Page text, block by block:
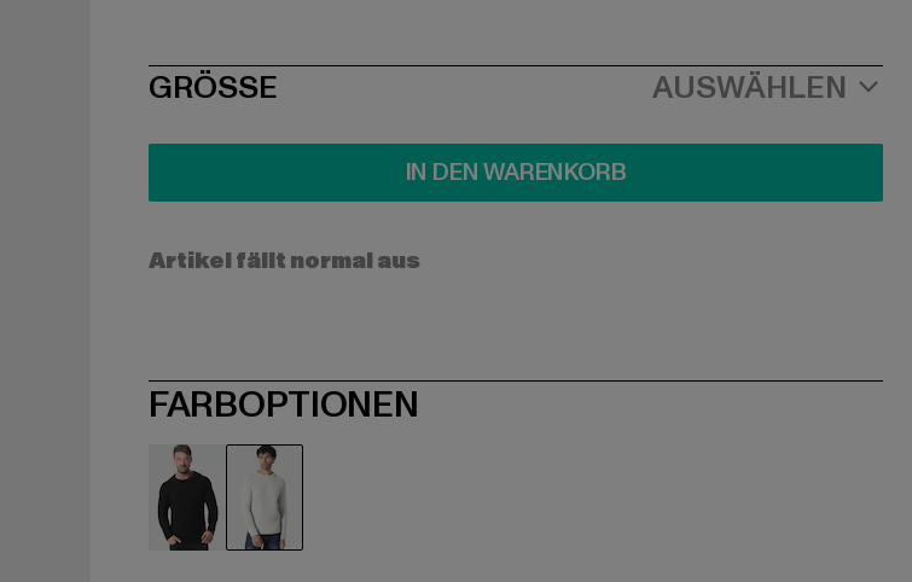
SIZE
GRÖSSE AUSWÄHLEN
IN DEN WARENKORB
Artikel fällt normal aus
FARBOPTIONEN